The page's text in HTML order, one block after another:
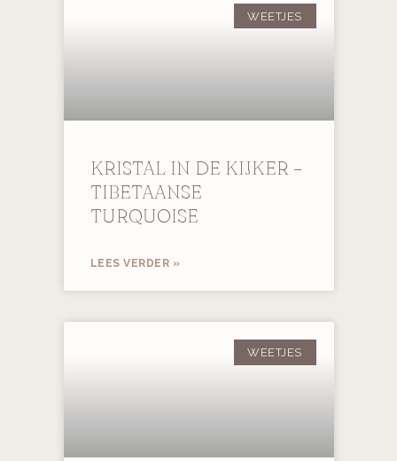
WEETJES
KRISTAL IN DE KIJKER –
TIBETAANSE
TURQUOISE
LEES VERDER »
WEETJES